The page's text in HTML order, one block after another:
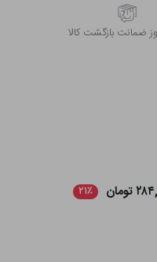
ضمانت بازگشت کالا
تومان ۲۱٪